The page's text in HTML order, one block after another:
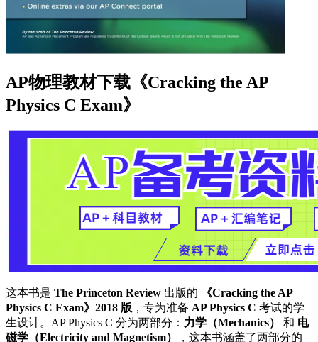
AP物理教材下载《Cracking the AP
Physics C Exam》
这本书是 The Princeton Review 出版的
《Cracking the AP
Physics C Exam》2018 版 ，专为准备 AP Physics C 考试的学
生设计。AP Physics C 分为两部分： 力学（Mechanics） 和 电
磁学（Electricity and Magnetism）
，这本书涵盖了两部分的